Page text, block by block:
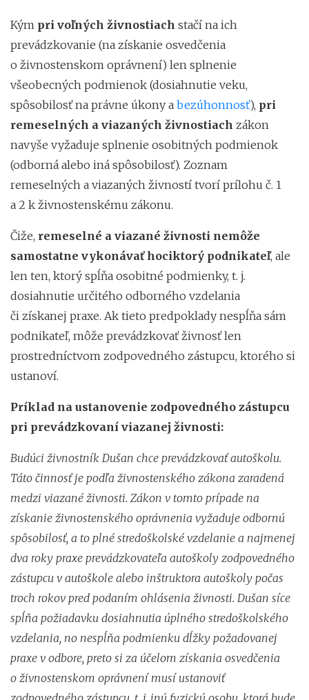
Kým pri voľných živnostiach stačí na ich
prevádzkovanie (na získanie osvedčenia
o živnostenskom oprávnení) len splnenie
všeobecných podmienok (dosiahnutie veku,
spôsobilosť na právne úkony a bezúhonnosť), pri
remeselných a viazaných živnostiach zákon
navyše vyžaduje splnenie osobitných podmienok
(odborná alebo iná spôsobilosť). Zoznam
remeselných a viazaných živností tvorí prílohu č. 1
a 2 k živnostenskému zákonu.
Čiže, remeselné a viazané živnosti nemôže
samostatne vykonávať hociktorý podnikateľ, ale
len ten, ktorý spĺňa osobitné podmienky, t. j.
dosiahnutie určitého odborného vzdelania
či získanej praxe. Ak tieto predpoklady nespĺňa sám
podnikateľ, môže prevádzkovať živnosť len
prostredníctvom zodpovedného zástupcu, ktorého si
ustanoví.
Príklad na ustanovenie zodpovedného zástupcu
pri prevádzkovaní viazanej živnosti:
Budúci živnostník Dušan chce prevádzkovať autoškolu.
Táto činnosť je podľa živnostenského zákona zaradená
medzi viazané živnosti. Zákon v tomto prípade na
získanie živnostenského oprávnenia vyžaduje odbornú
spôsobilosť, a to plné stredoškolské vzdelanie a najmenej
dva roky praxe prevádzkovateľa autoškoly zodpovedného
zástupcu v autoškole alebo inštruktora autoškoly počas
troch rokov pred podaním ohlásenia živnosti. Dušan síce
spĺňa požiadavku dosiahnutia úplného stredoškolského
vzdelania, no nespĺňa podmienku dĺžky požadovanej
praxe v odbore, preto si za účelom získania osvedčenia
o živnostenskom oprávnení musí ustanoviť